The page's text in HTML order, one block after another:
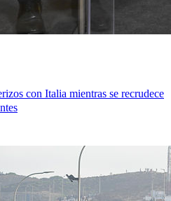
con Italia mientras se recrudece